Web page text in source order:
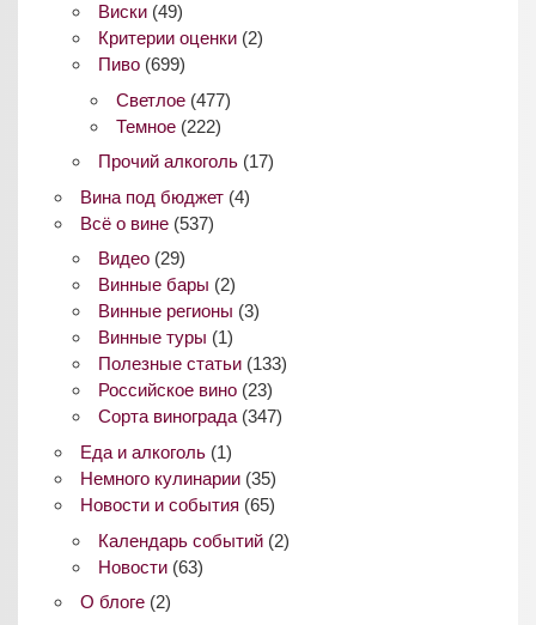
Виски(49)
Критерии оценки(2)
Пиво(699)
Светлое (477)
Темное (222)
Прочий алкоголь(17)
Вина под бюджет(4)
Всё о вине(537)
Видео(29)
Винные бары (2)
Винные регионы (3)
Винные туры (1)
Полезные статьи(133)
Российское вино(23)
Сорта винограда(347)
Еда и алкоголь(1)
Немного кулинарии(35)
Новости и события (65)
Календарь событий(2)
Новости(63)
О блоге(2)